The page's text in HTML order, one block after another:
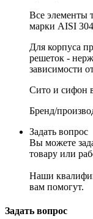
Все элементы
марки AISI
Для корпуса
решеток -
зависимости
Сито и сифон
Бренд/
Задать вопрос
Вы можете
товару или
Наши
вам помогут.
Задать вопрос